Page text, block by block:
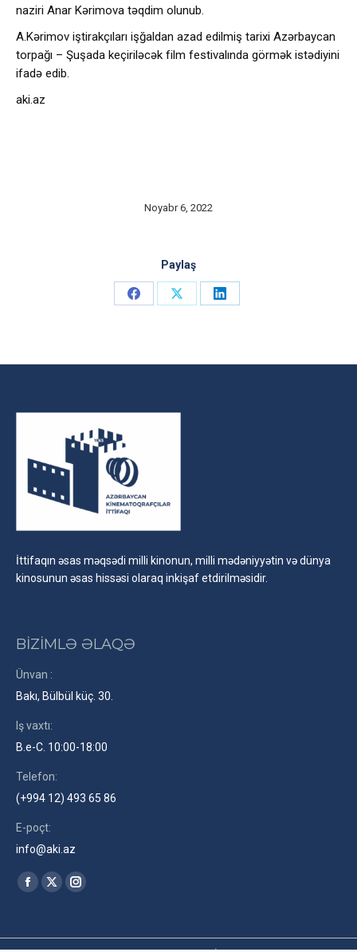
naziri Anar Kərimova təqdim olunub.
A.Kərimov iştirakçıları işğaldan azad edilmiş tarixi Azərbaycan
torpağı – Şuşada keçiriləcək film festivalında görmək istədiyini
ifadə edib.
aki.az
Noyabr 6, 2022
Paylaş
Share
Share
Share
İttifaqın əsas məqsədi milli kinonun, milli mədəniyyətin və dünya
kinosunun əsas hissəsi olaraq inkişaf etdirilməsidir.
BİZİMLƏ ƏLAQƏ
Ünvan :
Bakı, Bülbül küç. 30.
Iş vaxtı:
B.e-C. 10:00-18:00
Telefon:
(+994 12) 493 65 86
E-poçt:
info@aki.az
Find us on:
Facebook
X
Instagram